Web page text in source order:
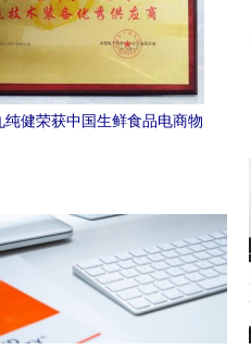
纯健荣获中国生鲜食品电商物